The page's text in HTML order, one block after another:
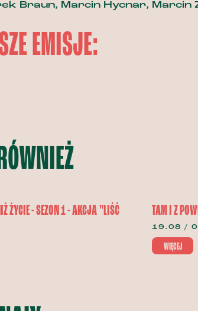
Braun, Marcin Hycnar, Marcin
EMISJE:
ŻYCIE - SEZON 1 - AKCJA "LIŚĆ
TAM I Z
19.08 /
WIĘCEJ